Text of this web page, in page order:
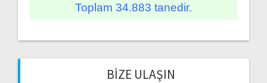
Toplam 34.883 tanedir.
BIZE ULAŞIN